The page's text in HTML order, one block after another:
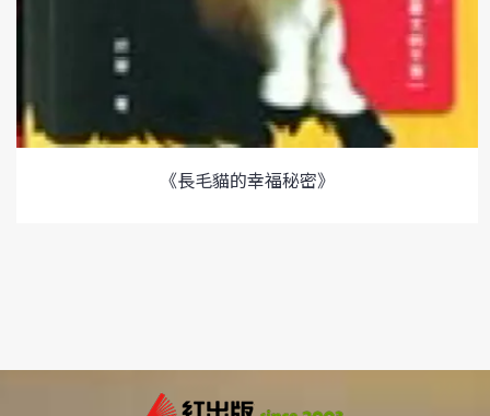
《長毛貓的幸福秘密》